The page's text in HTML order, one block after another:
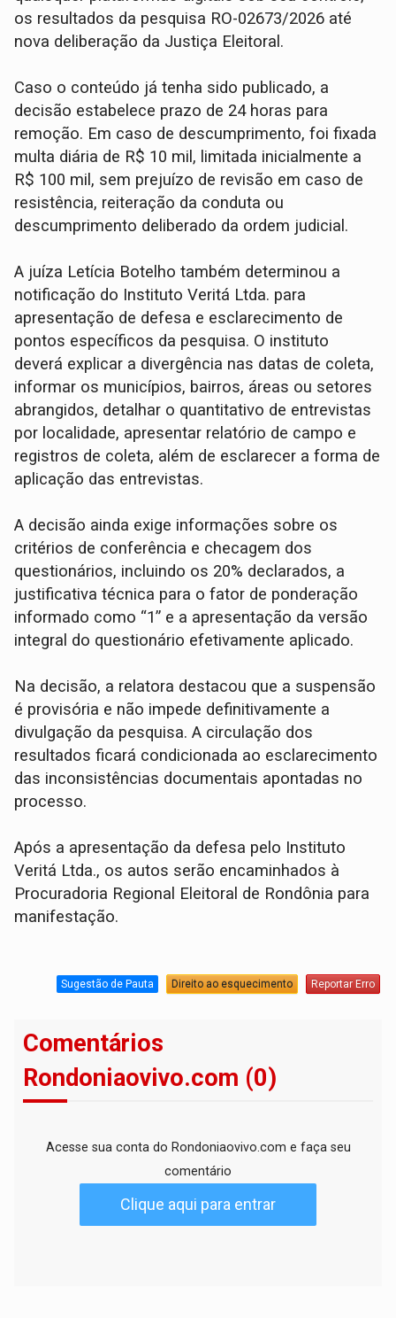
os resultados da pesquisa RO-02673/2026 até
nova deliberação da Justiça Eleitoral.
Caso o conteúdo já tenha sido publicado, a
decisão estabelece prazo de 24 horas para
remoção. Em caso de descumprimento, foi fixada
multa diária de R$ 10 mil, limitada inicialmente a
R$ 100 mil, sem prejuízo de revisão em caso de
resistência, reiteração da conduta ou
descumprimento deliberado da ordem judicial.
A juíza Letícia Botelho também determinou a
notificação do Instituto Veritá Ltda. para
apresentação de defesa e esclarecimento de
pontos específicos da pesquisa. O instituto
deverá explicar a divergência nas datas de coleta,
informar os municípios, bairros, áreas ou setores
abrangidos, detalhar o quantitativo de entrevistas
por localidade, apresentar relatório de campo e
registros de coleta, além de esclarecer a forma de
aplicação das entrevistas.
A decisão ainda exige informações sobre os
critérios de conferência e checagem dos
questionários, incluindo os 20% declarados, a
justificativa técnica para o fator de ponderação
informado como “1” e a apresentação da versão
integral do questionário efetivamente aplicado.
Na decisão, a relatora destacou que a suspensão
é provisória e não impede definitivamente a
divulgação da pesquisa. A circulação dos
resultados ficará condicionada ao esclarecimento
das inconsistências documentais apontadas no
processo.
Após a apresentação da defesa pelo Instituto
Veritá Ltda., os autos serão encaminhados à
Procuradoria Regional Eleitoral de Rondônia para
manifestação.
Sugestão de Pauta Direito ao esquecimento Reportar Erro
Comentários
Rondoniaovivo.com (0)
Acesse sua conta do Rondoniaovivo.com e faça seu
comentário
Clique aqui para entrar